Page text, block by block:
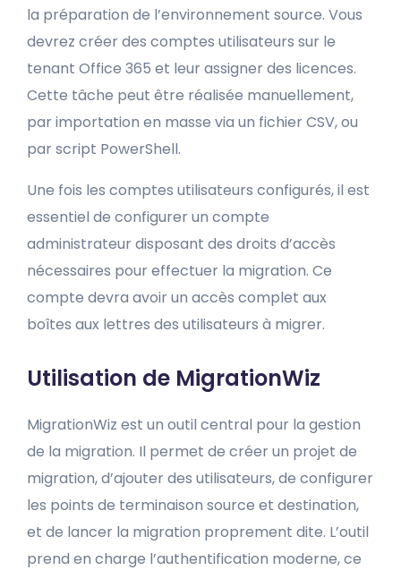
la préparation de l’environnement source. Vous
devrez créer des comptes utilisateurs sur le
tenant Office 365 et leur assigner des licences.
Cette tâche peut être réalisée manuellement,
par importation en masse via un fichier CSV, ou
par script PowerShell.
Une fois les comptes utilisateurs configurés, il est
essentiel de configurer un compte
administrateur disposant des droits d’accès
nécessaires pour effectuer la migration. Ce
compte devra avoir un accès complet aux
boîtes aux lettres des utilisateurs à migrer.
Utilisation de MigrationWiz
MigrationWiz est un outil central pour la gestion
de la migration. Il permet de créer un projet de
migration, d’ajouter des utilisateurs, de configurer
les points de terminaison source et destination,
et de lancer la migration proprement dite. L’outil
prend en charge l’authentification moderne, ce